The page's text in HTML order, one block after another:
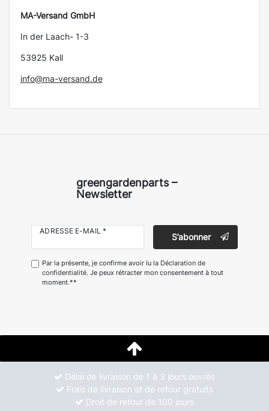
MA-Versand GmbH
In der Laach- 1-3
53925 Kall
info@ma-versand.de
greengardenparts –
Newsletter
ADRESSE E-MAIL *
S’abonner
Par la présente, je confirme avoir lu la Déclaration de
confidentialité. Je peux rétracter mon consentement à tout
moment.**
Délai de livraison de 1 à 3 jours ouvrés
Frais de livraison et de retour gratuits
Droit de retour de 100 jours